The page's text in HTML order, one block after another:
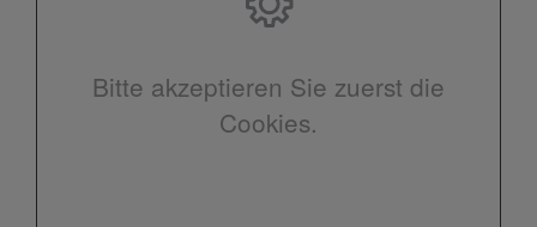
Bitte akzeptieren Sie zuerst die
Cookies.